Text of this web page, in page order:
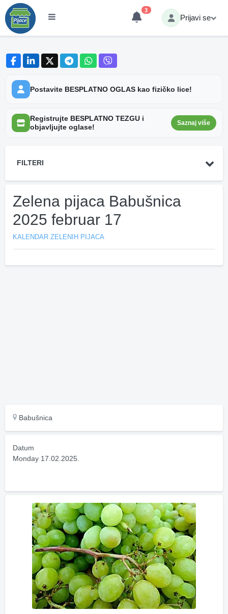
3
Prijavi se
Postavite BESPLATNO OGLAS kao fizičko lice!
Registrujte BESPLATNO TEZGU i
objavljujte oglase!
Saznaj više
FILTERI
Zelena pijaca Babušnica
2025 februar 17
KALENDAR ZELENIH PIJACA
Babušnica
Datum
Monday 17.02.2025.